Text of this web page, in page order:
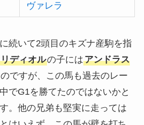
ヴァレラ
続いて2頭目のキズナ産駒を指
ディオルの子にはアンドラス
ですが、この馬も過去のレー
でG1を勝てたのではないかと
。他の兄弟も堅実に走っては